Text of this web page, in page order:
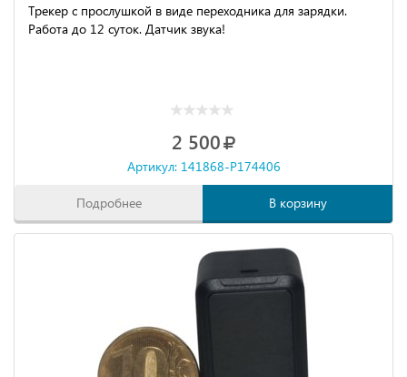
Трекер с прослушкой в виде переходника для зарядки.
Работа до 12 суток. Датчик звука!
2 500
Артикул: 141868-P174406
Подробнее В корзину